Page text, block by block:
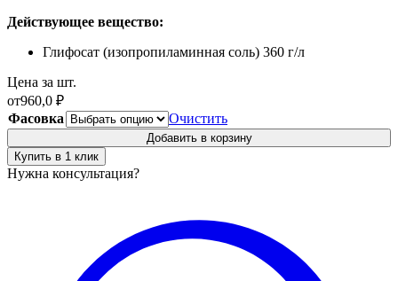
Действующее вещество:
Глифосат (изопропиламинная соль) 360 г/л
Цена за шт.
от960,0 ₽
Фасовка
Очистить
Добавить в корзину
Купить в 1 клик
Нужна консультация?